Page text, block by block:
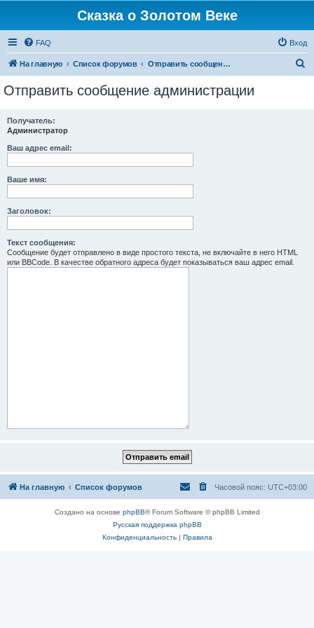
Сказка о Золотом Веке
FAQ Вход
На главную Список форумов Отправить сообщение администрации
Отправить сообщение администрации
Получатель:
Администратор
Ваш адрес email:
Ваше имя:
Заголовок:
Текст сообщения:
Сообщение будет отправлено в виде простого текста, не включайте в него HTML
или BBCode. В качестве обратного адреса будет показываться ваш адрес email.
На главную Список форумов Часовой пояс: UTC+03:00
Создано на основе phpBB® Forum Software © phpBB Limited
Русская поддержка phpBB
Конфиденциальность| Правила